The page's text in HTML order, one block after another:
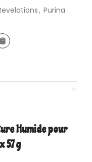
, Purina
Humide pour
57 g